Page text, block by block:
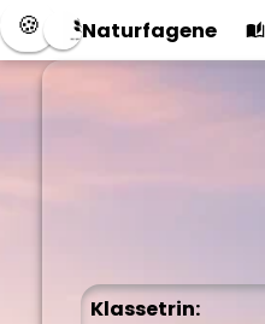
Naturfagene
Klassetrin:
🍪